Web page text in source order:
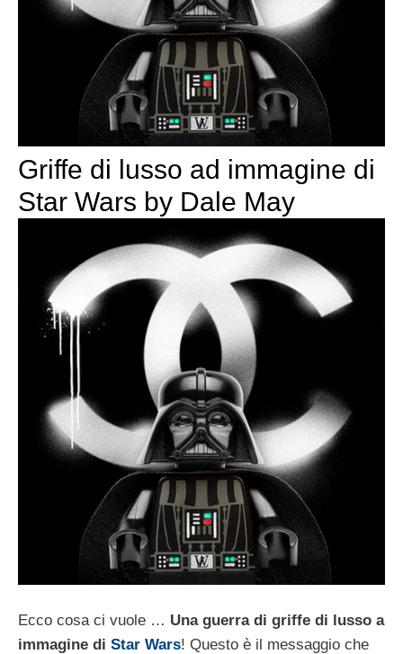
Griffe di lusso ad immagine di
Star Wars by Dale May
Ecco cosa ci vuole … Una guerra di griffe di lusso a
immagine di Star Wars! Questo è il messaggio che